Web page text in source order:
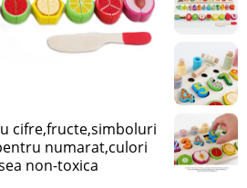
cifre,fructe,simboluri
numarat,culori
non-toxica